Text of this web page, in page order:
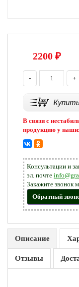
2200 ₽
- +
В связи с
продукцию у
Консультации и
эл. почте
Закажите звонок
Обратный
Описание
Отзывы